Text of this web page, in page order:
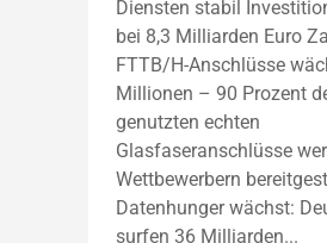
Diensten stabil
bei 8,3 Milliarden Euro
FTTB/H-Anschlüsse
Millionen – 90 Prozent
genutzten echten
Glasfaseranschlüsse
Wettbewerbern
Datenhunger wächst:
surfen 36 Milliarden...